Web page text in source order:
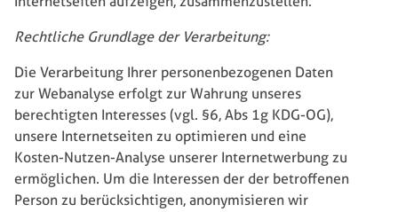
Rechtliche Grundlage der Verarbeitung:
Die Verarbeitung Ihrer personenbezogenen Daten
zur Webanalyse erfolgt zur Wahrung unseres
berechtigten Interesses (vgl. §6, Abs 1g KDG-OG),
unsere Internetseiten zu optimieren und eine
Kosten-Nutzen-Analyse unserer Internetwerbung zu
ermöglichen. Um die Interessen der der betroffenen
Person zu berücksichtigen, anonymisieren wir